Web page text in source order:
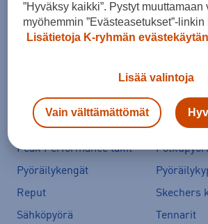
Juoksuvyöt
Kevyttoppatakit
New Balance 530
New
North Face takit
Peak Performance takit
Pyöräilykengät
Reput
Skechers
Sähköpyörä
Tennarit
”Hyväksy kaikki”. Pystyt muuttamaan
myöhemmin ”Evästeasetukset”-linkin
Lisätietoja K-ryhmän
Lisää valintoja
Vain välttämättömät